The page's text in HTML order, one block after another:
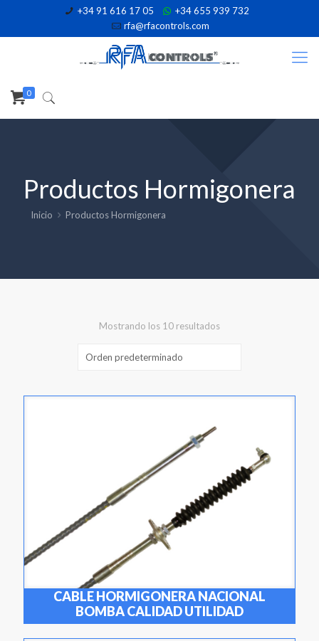
+34 91 616 17 05
+34 655 939 732
rfa@rfacontrols.com
0
Productos Hormigonera
Inicio Productos Hormigonera
Mostrando los 10 resultados
CABLE HORMIGONERA NACIONAL
BOMBA CALIDAD UTILIDAD